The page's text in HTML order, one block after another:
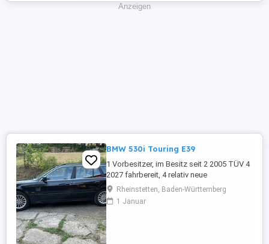
Anzeigen
BMW 530i Touring E39
1 Vorbesitzer, im Besitz seit 2 2005 TÜV 4
2027 fahrbereit, 4 relativ neue
Sommerreifen, 4 relativ neue Winterreifen
mit Alufelgen, regelmäßige Inspektion,
Automatikgetriebe neu 2020 mit ca. 249
Rheinstetten, Baden-Württemberg
1 Januar